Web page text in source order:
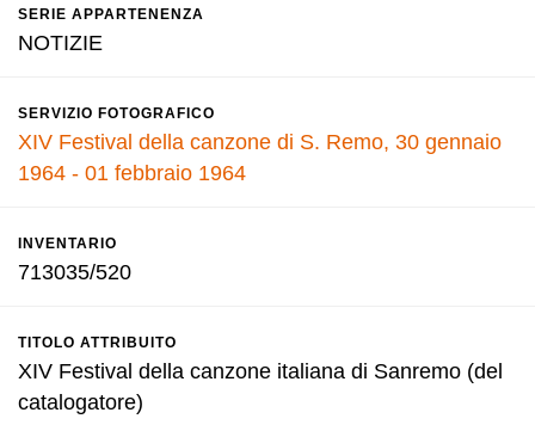
SERIE APPARTENENZA
NOTIZIE
SERVIZIO FOTOGRAFICO
XIV Festival della canzone di S. Remo, 30 gennaio
1964 - 01 febbraio 1964
INVENTARIO
713035/520
TITOLO ATTRIBUITO
XIV Festival della canzone italiana di Sanremo (del
catalogatore)